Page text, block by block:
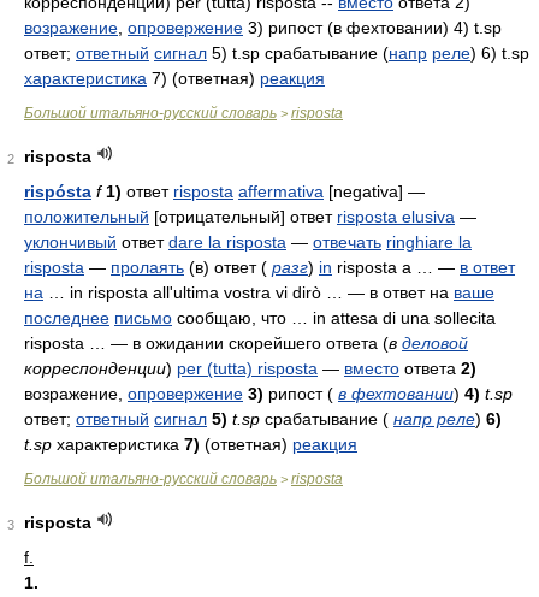
возражение опровержение 3) рипост (в фехтовании) 4) t.sp
ответ; ответный сигнал 5) t.sp срабатывание (напр реле) 6) t.sp
характеристика 7) (ответная) реакция
Большой итальяно-русский словарь > risposta
2
risposta
rispósta f 1) ответ risposta affermativa [negativa] —
положительный [отрицательный] ответ risposta elusiva —
уклончивый ответdare la risposta — отвечать ringhiare la
risposta — пролаять (в) ответ( разг) in risposta a … — в ответ
на
in risposta all'ultima vostra vi dirò … — в ответ на ваше
последнее письмо сообщаю, что … in attesa di una sollecita
risposta … — в ожидании скорейшего ответа (в деловой
корреспонденции) per (tutta) risposta — вместо ответа 2)
возражение, опровержение 3) рипост ( в фехтовании) 4) t.sp
ответ; ответный сигнал 5) t.sp срабатывание ( напр реле) 6)
t.sp характеристика 7) (ответная) реакция
Большой итальяно-русский словарь > risposta
3
risposta
f.
1.